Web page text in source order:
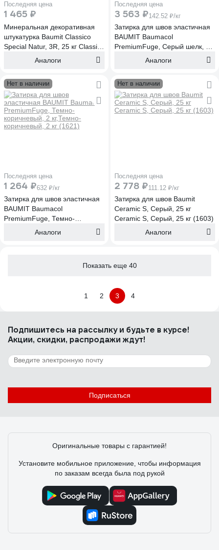
Последняя цена
1 465 ₽
Минеральная декоративная
штукатурка Baumit Classico
Special Natur, 3R, 25 кг Classico
Special Natur, 3R, 25 кг (1444)
Аналоги
Последняя цена
3 563 ₽142.52 ₽/кг
Затирка для швов эластичная
BAUMIT Baumacol
PremiumFuge, Серый шелк, 25
кг, Серый шелк, 25 кг (1648)
Аналоги
Нет в наличии
Последняя цена
1 264 ₽632 ₽/кг
Затирка для швов эластичная
BAUMIT Baumacol
PremiumFuge, Темно-
коричневый, 2 кг,Темно-
Аналоги
Нет в наличии
Последняя цена
2 778 ₽111.12 ₽/кг
Затирка для швов Baumit
Ceramic S, Серый, 25 кг
Ceramic S, Серый, 25 кг (1603)
Аналоги
Показать еще 40
1 2 3 4
Подпишитесь на рассылкуи будьте в курсе!
Акции, скидки, распродажи ждут!
Подписаться
Оригинальные товары с гарантией!
Установите мобильное приложение, чтобы информация
по заказам всегда была под рукой